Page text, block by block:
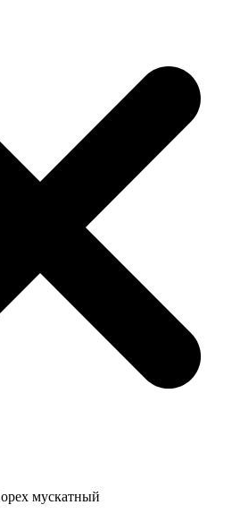
орех мускатный